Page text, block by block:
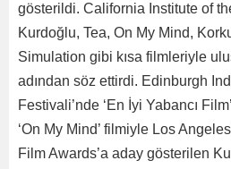
gösterildi. California Institute of
Kurdoğlu, Tea, On My Mind,
Simulation gibi kısa filmleriyle
adından söz ettirdi. Edinburgh
Festivali’nde ‘En İyi Yabancı
‘On My Mind’ filmiyle Los
Film Awards’a aday gösterilen